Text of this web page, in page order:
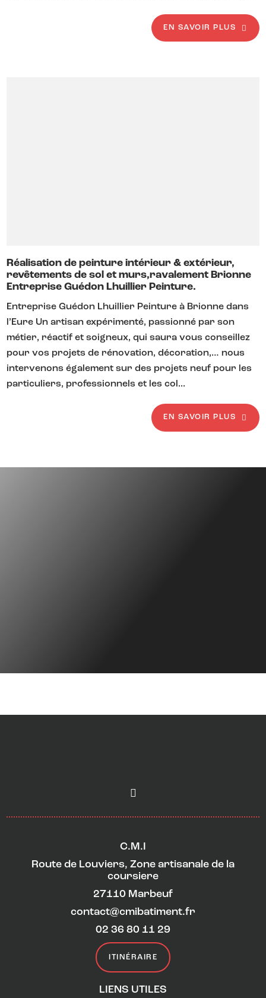
EN SAVOIR PLUS
Réalisation de peinture intérieur & extérieur,
revêtements de sol et murs,ravalement Brionne
Entreprise Guédon Lhuillier Peinture.
Entreprise Guédon Lhuillier Peinture à Brionne dans
l’Eure Un artisan expérimenté, passionné par son
métier, réactif et soigneux, qui saura vous conseillez
pour vos projets de rénovation, décoration,… nous
intervenons également sur des projets neuf pour les
particuliers, professionnels et les col...
EN SAVOIR PLUS
C.M.I
Route de Louviers, Zone artisanale de la
coursiere
27110 Marbeuf
contact@cmibatiment.fr
02 36 80 11 29
ITINÉRAIRE
LIENS UTILES